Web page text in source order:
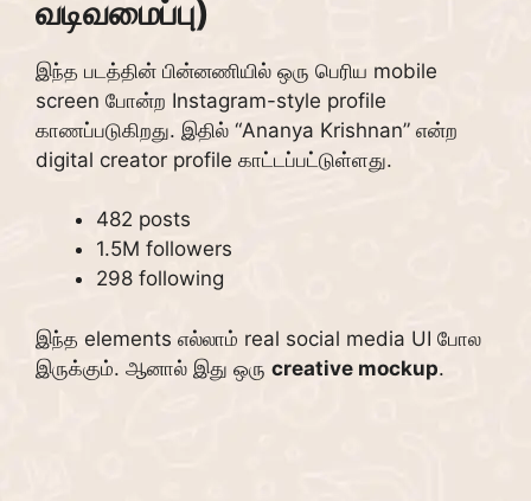
வடிவமைப்பு)
இந்த படத்தின் பின்னணியில் ஒரு பெரிய mobile
screen போன்ற Instagram-style profile
காணப்படுகிறது. இதில் “Ananya Krishnan” என்ற
digital creator profile காட்டப்பட்டுள்ளது.
482 posts
1.5M followers
298 following
இந்த elements எல்லாம் real social media UI போல
இருக்கும். ஆனால் இது ஒரு creative mockup.